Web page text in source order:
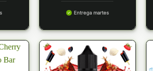
Entrega martes